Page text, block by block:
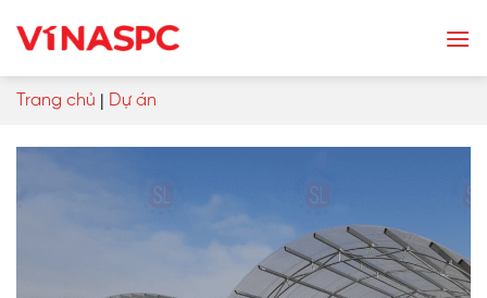
Trang chủ | Dự án